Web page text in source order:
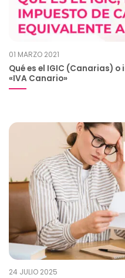
01 MARZO 2021
Qué es el IGIC (Canarias)
«IVA Canario»
24 JULIO 2025